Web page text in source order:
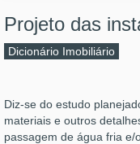
Projeto das
Dicionário Imobiliário
Diz-se do estudo
materiais e outros
passagem de água fria e/